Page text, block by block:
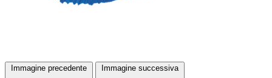
Immagine precedente Immagine successiva